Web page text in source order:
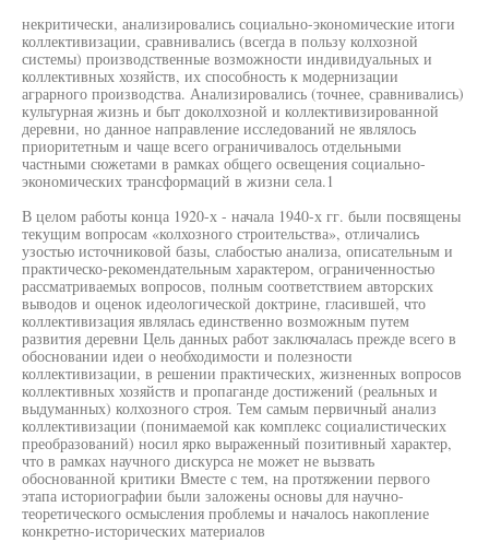
некритически, анализировались социально-экономические итоги
коллективизации, сравнивались (всегда в пользу колхозной
системы) производственные возможности индивидуальных и
коллективных хозяйств, их способность к модернизации
аграрного производства. Анализировались (точнее, сравнивались)
культурная жизнь и быт доколхозной и коллективизированной
деревни, но данное направление исследований не являлось
приоритетным и чаще всего ограничивалось отдельными
частными сюжетами в рамках общего освещения социально-
экономических трансформаций в жизни села.1
В целом работы конца 1920-х - начала 1940-х гг. были посвящены
текущим вопросам «колхозного строительства», отличались
узостью источниковой базы, слабостью анализа, описательным и
практическо-рекомендательным характером, ограниченностью
рассматриваемых вопросов, полным соответствием авторских
выводов и оценок идеологической доктрине, гласившей, что
коллективизация являлась единственно возможным путем
развития деревни Цель данных работ заключалась прежде всего в
обосновании идеи о необходимости и полезности
коллективизации, в решении практических, жизненных вопросов
коллективных хозяйств и пропаганде достижений (реальных и
выдуманных) колхозного строя. Тем самым первичный анализ
коллективизации (понимаемой как комплекс социалистических
преобразований) носил ярко выраженный позитивный характер,
что в рамках научного дискурса не может не вызвать
обоснованной критики Вместе с тем, на протяжении первого
этапа историографии были заложены основы для научно-
теоретического осмысления проблемы и началось накопление
конкретно-исторических материалов